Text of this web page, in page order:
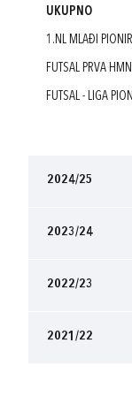
UKUPNO
1.NL MLAĐI
FUTSAL PRVA
FUTSAL - LIGA
2024/25
2023/24
2022/23
2021/22